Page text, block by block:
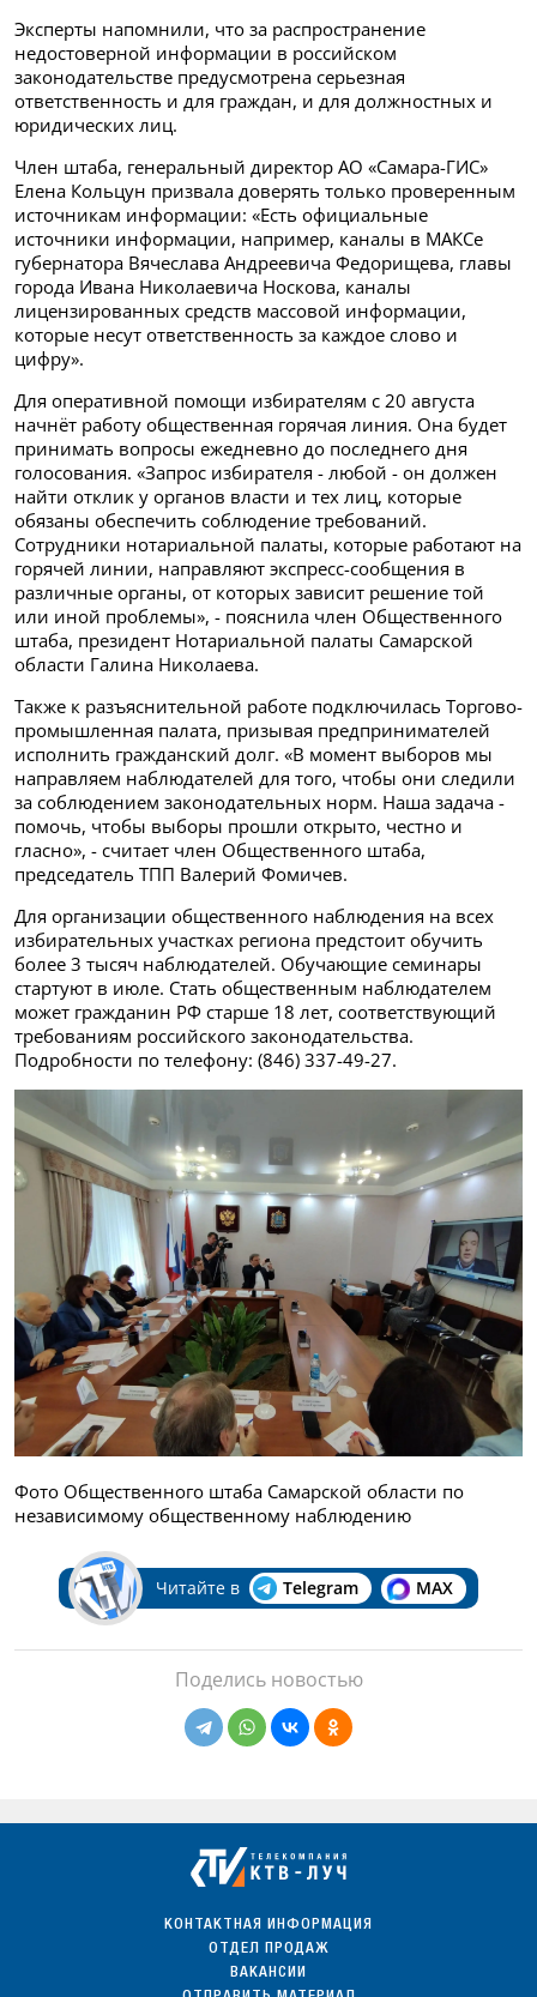
Эксперты напомнили, что за распространение
недостоверной информации в российском
законодательстве предусмотрена серьезная
ответственность и для граждан, и для должностных и
юридических лиц.
Член штаба, генеральный директор АО «Самара-ГИС»
Елена Кольцун призвала доверять только проверенным
источникам информации: «Есть официальные
источники информации, например, каналы в МАКСе
губернатора Вячеслава Андреевича Федорищева, главы
города Ивана Николаевича Носкова, каналы
лицензированных средств массовой информации,
которые несут ответственность за каждое слово и
цифру».
Для оперативной помощи избирателям с 20 августа
начнёт работу общественная горячая линия. Она будет
принимать вопросы ежедневно до последнего дня
голосования. «Запрос избирателя - любой - он должен
найти отклик у органов власти и тех лиц, которые
обязаны обеспечить соблюдение требований.
Сотрудники нотариальной палаты, которые работают на
горячей линии, направляют экспресс-сообщения в
различные органы, от которых зависит решение той
или иной проблемы», - пояснила член Общественного
штаба, президент Нотариальной палаты Самарской
области Галина Николаева.
Также к разъяснительной работе подключилась Торгово-
промышленная палата, призывая предпринимателей
исполнить гражданский долг. «В момент выборов мы
направляем наблюдателей для того, чтобы они следили
за соблюдением законодательных норм. Наша задача -
помочь, чтобы выборы прошли открыто, честно и
гласно», - считает член Общественного штаба,
председатель ТПП Валерий Фомичев.
Для организации общественного наблюдения на всех
избирательных участках региона предстоит обучить
более 3 тысяч наблюдателей. Обучающие семинары
стартуют в июле. Стать общественным наблюдателем
может гражданин РФ старше 18 лет, соответствующий
требованиям российского законодательства.
Подробности по телефону: (846) 337-49-27.
Фото Общественного штаба Самарской области по
независимому общественному наблюдению
Читайте в Telegram MAX
Поделись новостью
КОНТАКТНАЯ ИНФОРМАЦИЯ
ОТДЕЛ ПРОДАЖ
ВАКАНСИИ